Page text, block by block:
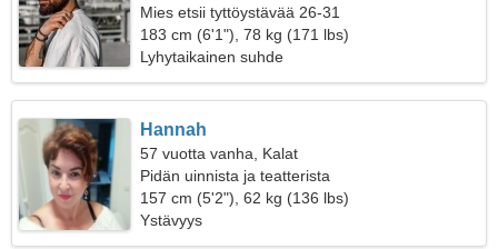
Mies etsii tyttöystävää 26-31
183 cm (6'1"), 78 kg (171 lbs)
Lyhytaikainen suhde
Hannah
57 vuotta vanha, Kalat
Pidän uinnista ja teatterista
157 cm (5'2"), 62 kg (136 lbs)
Ystävyys